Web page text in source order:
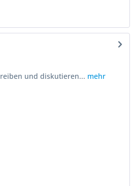
und diskutieren... mehr